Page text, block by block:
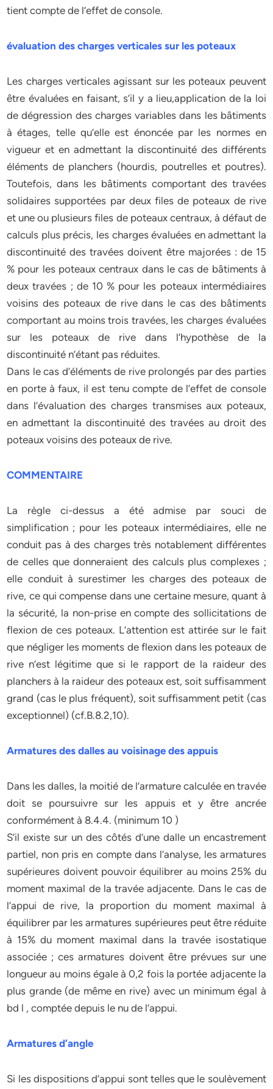
tient compte de l’effet de console.
évaluation des charges verticales sur les poteaux
Les charges verticales agissant sur les poteaux peuvent
être évaluées en faisant, s’il y a lieu,application de la loi
de dégression des charges variables dans les bâtiments
à étages, telle qu’elle est énoncée par les normes en
vigueur et en admettant la discontinuité des différents
éléments de planchers (hourdis, poutrelles et poutres).
Toutefois, dans les bâtiments comportant des travées
solidaires supportées par deux files de poteaux de rive
et une ou plusieurs files de poteaux centraux, à défaut de
calculs plus précis, les charges évaluées en admettant la
discontinuité des travées doivent être majorées : de 15
% pour les poteaux centraux dans le cas de bâtiments à
deux travées ; de 10 % pour les poteaux intermédiaires
voisins des poteaux de rive dans le cas des bâtiments
comportant au moins trois travées, les charges évaluées
sur les poteaux de rive dans l’hypothèse de la
discontinuité n’étant pas réduites.
Dans le cas d’éléments de rive prolongés par des parties
en porte à faux, il est tenu compte de l’effet de console
dans l’évaluation des charges transmises aux poteaux,
en admettant la discontinuité des travées au droit des
poteaux voisins des poteaux de rive.
COMMENTAIRE
La règle ci-dessus a été admise par souci de
simplification ; pour les poteaux intermédiaires, elle ne
conduit pas à des charges très notablement différentes
de celles que donneraient des calculs plus complexes ;
elle conduit à surestimer les charges des poteaux de
rive, ce qui compense dans une certaine mesure, quant à
la sécurité, la non-prise en compte des sollicitations de
flexion de ces poteaux. L’attention est attirée sur le fait
que négliger les moments de flexion dans les poteaux de
rive n’est légitime que si le rapport de la raideur des
planchers à la raideur des poteaux est, soit suffisamment
grand (cas le plus fréquent), soit suffisamment petit (cas
exceptionnel) (cf.B.8.2,10).
Armatures des dalles au voisinage des appuis
Dans les dalles, la moitié de l’armature calculée en travée
doit se poursuivre sur les appuis et y être ancrée
conformément à 8.4.4. (minimum 10 )
S’il existe sur un des côtés d’une dalle un encastrement
partiel, non pris en compte dans l’analyse, les armatures
supérieures doivent pouvoir équilibrer au moins 25% du
moment maximal de la travée adjacente. Dans le cas de
l’appui de rive, la proportion du moment maximal à
équilibrer par les armatures supérieures peut être réduite
à 15% du moment maximal dans la travée isostatique
associée ; ces armatures doivent être prévues sur une
longueur au moins égale à 0,2 fois la portée adjacente la
plus grande (de même en rive) avec un minimum égal à
bd l , comptée depuis le nu de l’appui.
Armatures d’angle
Si les dispositions d’appui sont telles que le soulèvement